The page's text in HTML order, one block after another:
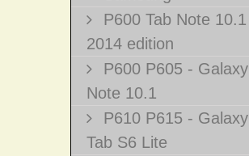
P600 Tab Note 10.1
2014 edition
P600 P605 - Galaxy
Note 10.1
P610 P615 - Galaxy
Tab S6 Lite